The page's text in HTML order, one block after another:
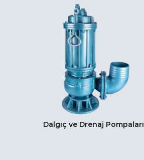
Dalgıç ve Drenaj Pompaları